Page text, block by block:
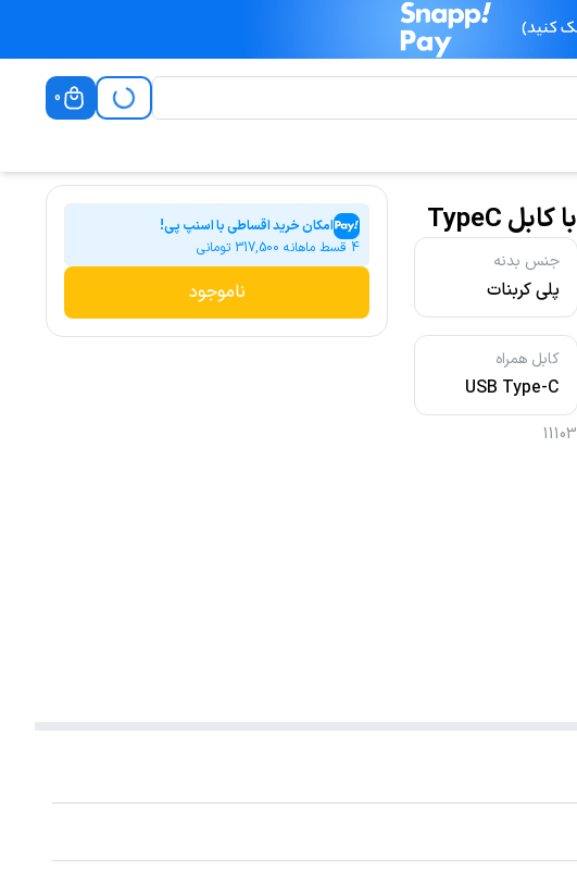
0
جنس بدنه
پلی کربنات
باکیفیت نسوز
کابل همراه
USB Type-C
امکان خرید اقساطی با اسنپ پی!
4 قسط ماهانه
317,500 تومانی
ناموجود